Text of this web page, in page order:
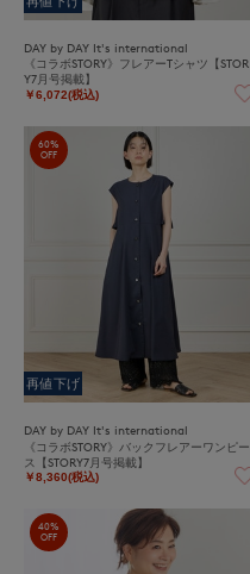
DAY by DAY It's international
《コラボSTORY》フレアーTシャツ【STOR
Y7月号掲載】
￥6,072(税込)
60%
OFF
再値下げ
DAY by DAY It's international
《コラボSTORY》バックフレアーワンピー
ス【STORY7月号掲載】
￥8,360(税込)
40%
OFF